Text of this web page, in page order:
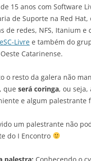
15 anos com Software
de Suporte na Red
de redes, NFS, Itanium
Livre e também do
Catarinense.
o resto da galera não
que será coringa, ou
e algum palestrante
um palestrante não
do I Encontro